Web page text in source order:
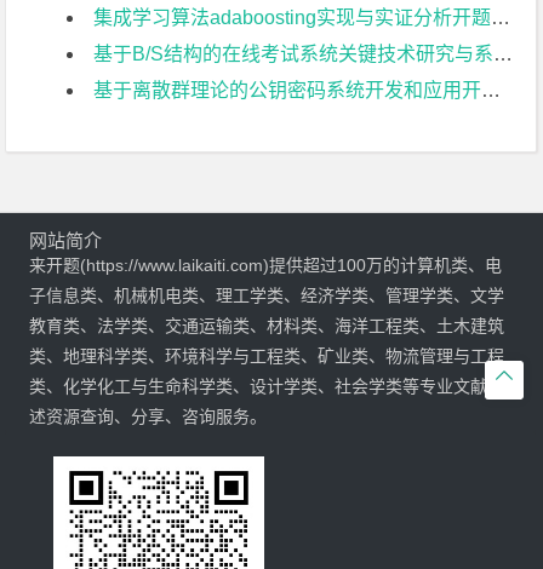
集成学习算法adaboosting实现与实证分析开题报告
基于B/S结构的在线考试系统关键技术研究与系统实现开题报告
基于离散群理论的公钥密码系统开发和应用开题报告

网站简介
来开题(https://www.laikaiti.com)提供超过100万的计算机类、电
子信息类、机械机电类、理工学类、经济学类、管理学类、文学
教育类、法学类、交通运输类、材料类、海洋工程类、土木建筑
类、地理科学类、环境科学与工程类、矿业类、物流管理与工程
类、化学化工与生命科学类、设计学类、社会学类等专业文献综
述资源查询、分享、咨询服务。